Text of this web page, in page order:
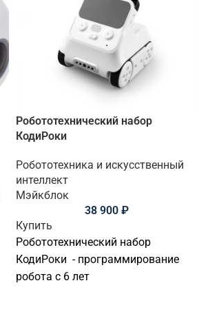
Робототехнический набор
КодиРоки
Робототехника и искусственный
интеллект
Мэйкблок
38 900 ₽
Купить
Робототехнический набор
КодиРоки - программирование
робота с 6 лет